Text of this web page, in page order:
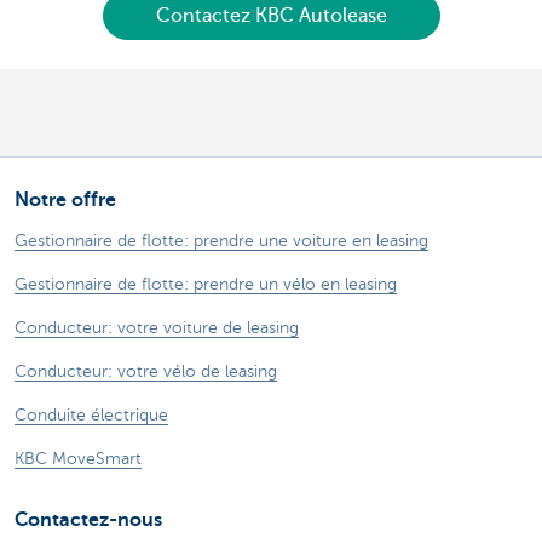
Contactez KBC Autolease
Notre offre
Gestionnaire de flotte: prendre une voiture en leasing
Gestionnaire de flotte: prendre un vélo en leasing
Conducteur: votre voiture de leasing
Conducteur: votre vélo de leasing
Conduite électrique
KBC MoveSmart
Contactez-nous